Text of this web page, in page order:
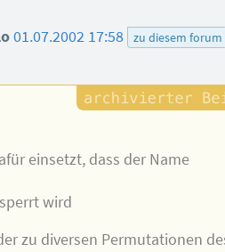
01.07.2002 17:58 zu diesem forum
einsetzt, dass der Name
wird
zu diversen Permutationen